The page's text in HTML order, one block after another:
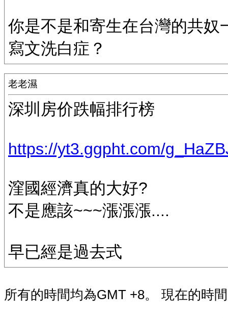
你是不是和寄生在台灣的共
寫文洗白症？
老老濕
深圳房价跌幅排行榜
https://yt3.ggpht.com/
漥國經濟真的大好?
不是應該~~~漲漲漲....
早已經是過去式
所有的時間均為GMT +8。 現在的時